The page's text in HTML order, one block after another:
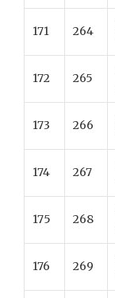
171 264
172 265
173 266
174 267
175 268
176 269